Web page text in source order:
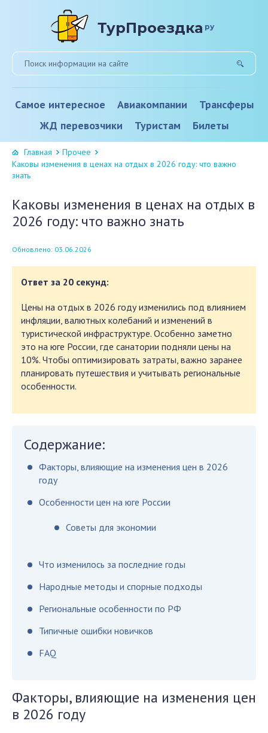
ТурПроездка ру
Самое интересное Авиакомпании
Трансферы
ЖД перевозчики
Туристам Билеты
Главная
Прочее
Каковы изменения в ценах на отдых в 2026 году: что важно
знать
Каковы изменения в ценах на отдых в
2026 году: что важно знать
Обновлено: 03.06.2026
Ответ за 20 секунд:
Цены на отдых в 2026 году изменились под влиянием
инфляции, валютных колебаний и изменений в
туристической инфраструктуре. Особенно заметно
это на юге России, где санатории подняли цены на
10%. Чтобы оптимизировать затраты, важно заранее
планировать путешествия и учитывать региональные
особенности.
Содержание:
Факторы, влияющие на изменения цен в 2026
году
Особенности цен на юге России
Советы для экономии
Что изменилось за последние годы
Народные методы и спорные подходы
Региональные особенности по РФ
Типичные ошибки новичков
FAQ
Факторы, влияющие на изменения цен
в 2026 году